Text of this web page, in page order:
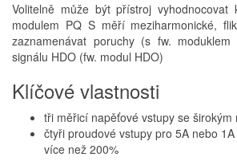
Volitelně může být přístroj vyhodnocovat
modulem PQ S měří meziharmonické,
zaznamenávat poruchy (s fw.
signálu HDO (fw. modul HDO)
Klíčové vlastnosti
tři měřicí napěťové vstupy se širokým
čtyři proudové vstupy pro 5A nebo
více než 200%